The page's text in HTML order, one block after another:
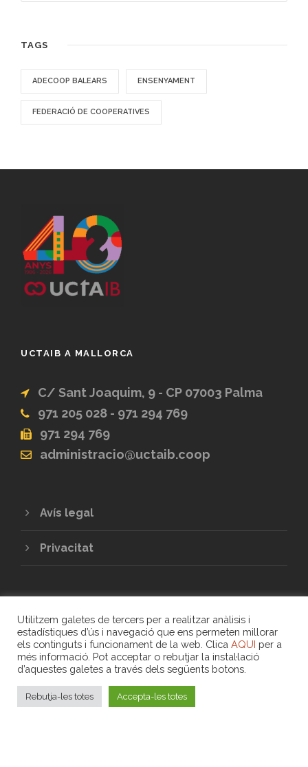
TAGS
ADECOOP BALEARS ENSENYAMENT
FEDERACIÓ DE COOPERATIVES
UCTAIB A MALLORCA
C/ Sant Joaquim, 9 - CP 07003 Palma
971 205 028 - 971 294 769
971 294 769
administracio@uctaib.coop
Avís legal
Privacitat
COPYRIGHT 2020 - UNIÓ DE COOPERATIVES
DE TREBALL ASSOCIAT DE LES ILLES
BALEARS
Utilitzem galetes de tercers per a realitzar anàlisis i
estadístiques d’ús i navegació que ens permeten millorar
els continguts i funcionament de la web. Clica AQUI per a
més informació. Pot acceptar o rebutjar la instal·lació
d’aquestes galetes a través dels següents botons.
Rebutja-les totes Accepta-les totes